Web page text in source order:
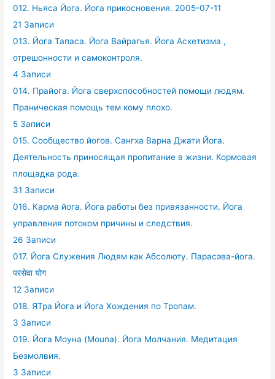
012. Ньяса Йога. Йога прикосновения. 2005-07-11
21 Записи
013. Йога Тапаса. Йога Вайрагья. Йога Аскетизма ,
отрешонности и самоконтроля.
4 Записи
014. Прайога. Йога сверхспособностей помощи людям.
Праническая помощь тем кому плохо.
5 Записи
015. Сообщество йогов. Сангха Варна Джати Йога.
Деятельность приносящая пропитание в жизни. Кормовая
площадка рода.
31 Записи
016. Карма йога. Йога работы без привязанности. Йога
управления потоком причины и следствия.
26 Записи
017. Йога Служения Людям как Абсолюту. Парасэва-йога.
परसेवा योग
12 Записи
018. ЯТра Йога и Йога Хождения по Тропам.
3 Записи
019. Йога Моуна (Mouna). Йога Молчания. Медитация
Безмолвия.
3 Записи